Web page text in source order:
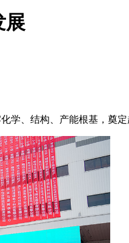
展
学、结构、产能根基，奠定